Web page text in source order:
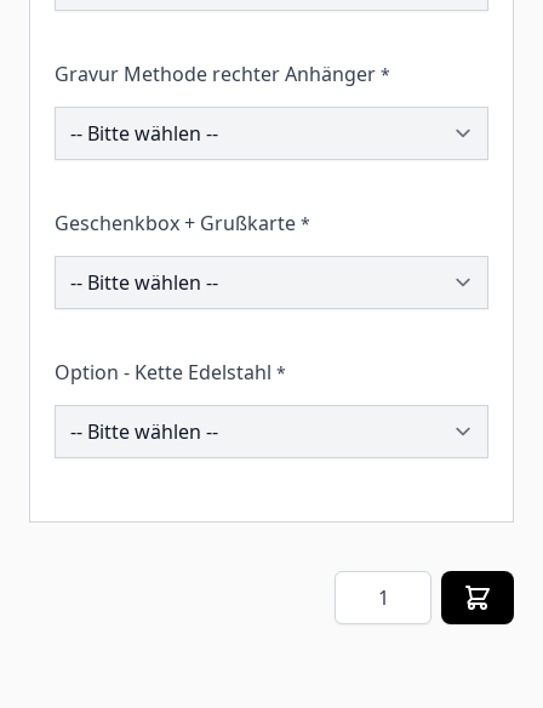
Gravur Methode rechter Anhänger *
203005
Geschenkbox + Grußkarte *
258074
Option - Kette Edelstahl *
196006
Menge